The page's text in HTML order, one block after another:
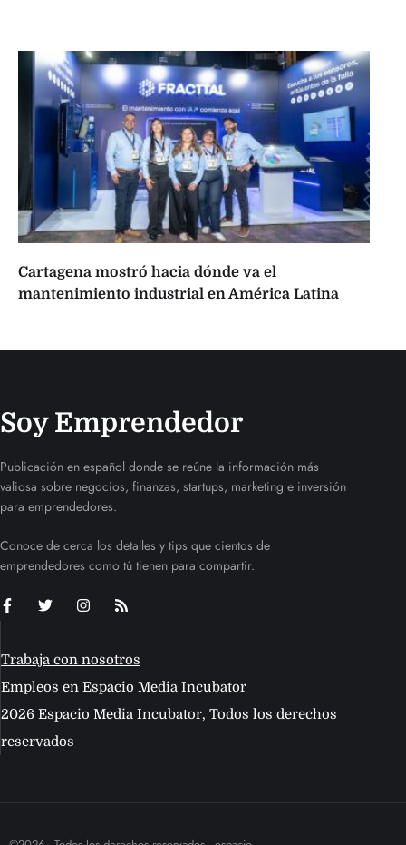
Cartagena mostró hacia dónde va el
mantenimiento industrial en América Latina
Soy Emprendedor
Publicación en español donde se reúne la información más
valiosa sobre negocios, finanzas, startups, marketing e inversión
para emprendedores.
Conoce de cerca los detalles y tips que cientos de
emprendedores como tú tienen para compartir.
Trabaja con nosotros
Empleos en Espacio Media Incubator
2026 Espacio Media Incubator, Todos los derechos
reservados